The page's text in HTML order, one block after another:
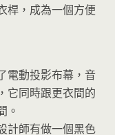
桿，成為一個方便
電動投影布幕，音
它同時跟更衣間的
。
計師有做一個黑色